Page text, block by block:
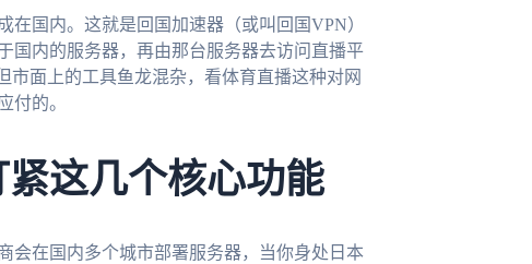
国内。这就是回国加速器（或叫回国VPN）
国内的服务器，再由那台服务器去访问直播平
面上的工具鱼龙混杂，看体育直播这种对网
付的。
这几个核心功能
会在国内多个城市部署服务器，当你身处日本